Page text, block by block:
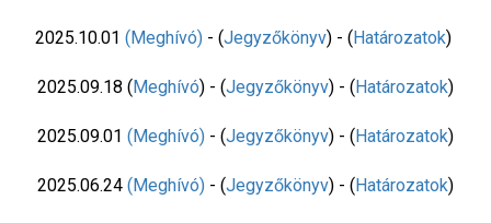
2025.10.01 (Meghívó) - (Jegyzőkönyv) - (Határozatok)
2025.09.18 (Meghívó) - (Jegyzőkönyv) - (Határozatok)
2025.09.01 (Meghívó) - (Jegyzőkönyv) - (Határozatok)
2025.06.24 (Meghívó) - (Jegyzőkönyv) - (Határozatok)